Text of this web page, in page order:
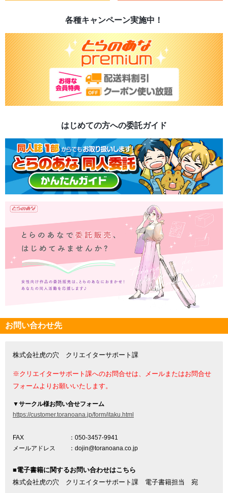
各種キャンペーン実施中！
はじめての方への委託ガイド
お問い合わせ先
株式会社虎の穴 クリエイターサポート課
※クリエイターサポート課へのお問合せは、メールまたはお問合せ
フォームよりお願いいたします。
▼サークル様お問い合せフォーム
https://customer.toranoana.jp/form/itaku.html
FAX
：050-3457-9941
メールアドレス
：dojin@toranoana.co.jp
■電子書籍に関するお問い合わせはこちら
株式会社虎の穴 クリエイターサポート課 電子書籍担当 宛